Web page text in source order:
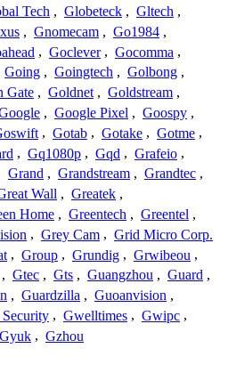
Tech , Globeteck , Gltech ,
, Gnomecam , Go1984 ,
, Goclever , Gocomma ,
Going , Goingtech , Golbong ,
Gate , Goldnet , Goldstream ,
, Google Pixel , Goospy ,
, Gotab , Gotake , Gotme ,
, Gq1080p , Gqd , Grafeio ,
Grand , Grandstream , Grandtec ,
Wall , Greatek ,
Home , Greentech , Greentel ,
, Grey Cam , Grid Micro Corp.
, Group , Grundig , Grwibeou ,
, Gtec , Gts , Guangzhou , Guard ,
, Guardzilla , Guoanvision ,
, Gwelltimes , Gwipc ,
Gyuk , Gzhou